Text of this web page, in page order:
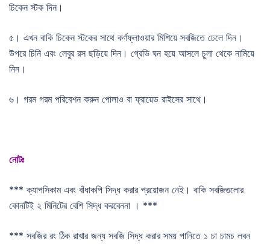
চিকেন স্টক দিন।
৫। এখন বাকি চিকেন স্টকের সাথে কর্ণফ্লাওয়ার মিশিয়ে সবজিতে ঢেলে দিন।
উপরে চিনি এবং লেবুর রস ছড়িয়ে দিন। গ্রেভি ঘন হয়ে আসলে চুলা থেকে নামিয়ে
নিন।
৬। গরম গরম পরিবেশন করুন পোলাও বা ফ্রায়েড রাইসের সাথে।
নোটঃ
*** ক্যাপসিকাম এবং বাঁধাকপি সিদ্ধ করার প্রয়োজন নেই। বাকি সবজিগুলোর
কোনটিই ২ মিনিটের বেশি সিদ্ধ করবেননা । ***
*** সবজির রং ঠিক রাখার জন্য সবজি সিদ্ধ করার সময় পানিতে ১ চা চামচ লবন